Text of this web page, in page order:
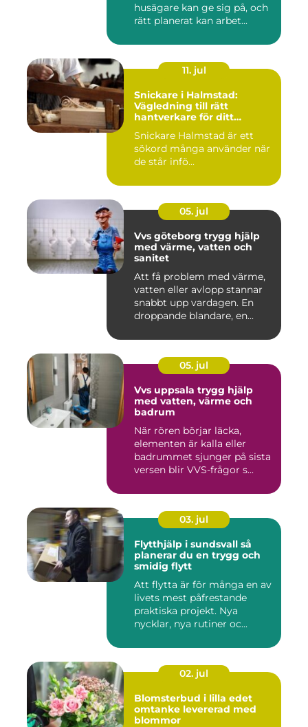
husägare kan ge sig på, och
rätt planerat kan arbet...
11. jul
Snickare i Halmstad:
Vägledning till rätt
hantverkare för ditt
Snickare Halmstad är ett
sökord många använder när
de står infö...
05. jul
Vvs göteborg trygg hjälp
med värme, vatten och
sanitet
Att få problem med värme,
vatten eller avlopp stannar
snabbt upp vardagen. En
droppande blandare, en...
05. jul
Vvs uppsala trygg hjälp
med vatten, värme och
badrum
När rören börjar läcka,
elementen är kalla eller
badrummet sjunger på sista
versen blir VVS-frågor s...
03. jul
Flytthjälp i sundsvall så
planerar du en trygg och
smidig flytt
Att flytta är för många en av
livets mest påfrestande
praktiska projekt. Nya
nycklar, nya rutiner oc...
02. jul
Blomsterbud i lilla edet
omtanke levererad med
blommor